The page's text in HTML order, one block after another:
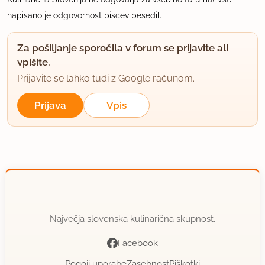
napisano je odgovornost piscev besedil.
Za pošiljanje sporočila v forum se prijavite ali
vpišite.
Prijavite se lahko tudi z Google računom.
Prijava Vpis
Največja slovenska kulinarična skupnost.
Facebook